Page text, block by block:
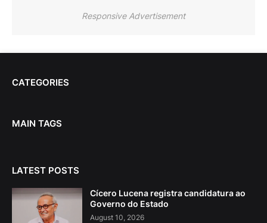
Responsive Advertisement
CATEGORIES
MAIN TAGS
LATEST POSTS
Cícero Lucena registra candidatura ao
Governo do Estado
August 10, 2026